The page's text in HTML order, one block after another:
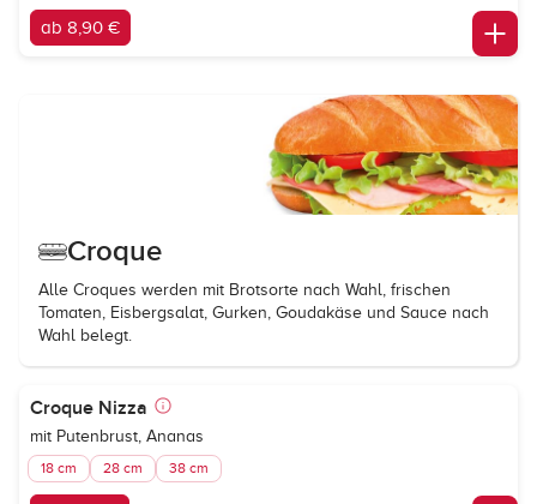
ab 8,90 €
Croque
Alle Croques werden mit Brotsorte nach Wahl, frischen
Tomaten, Eisbergsalat, Gurken, Goudakäse und Sauce nach
Wahl belegt.
Croque Nizza
mit Putenbrust, Ananas
18 cm 28 cm 38 cm